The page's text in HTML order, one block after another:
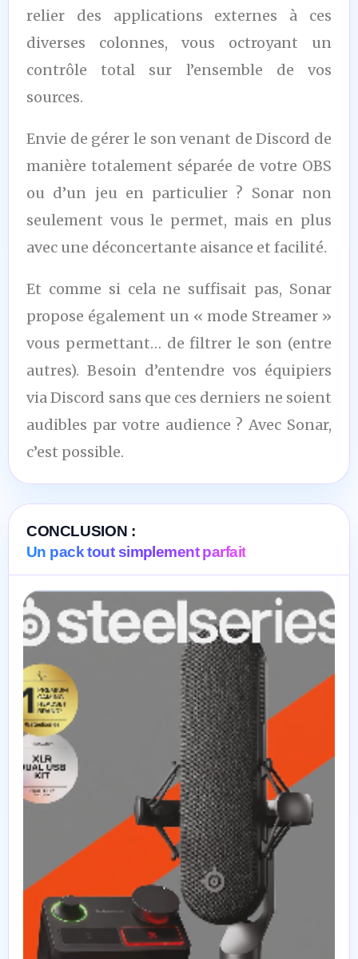
relier des applications externes à ces
diverses colonnes, vous octroyant un
contrôle total sur l’ensemble de vos
sources.
Envie de gérer le son venant de Discord de
manière totalement séparée de votre OBS
ou d’un jeu en particulier ? Sonar non
seulement vous le permet, mais en plus
avec une déconcertante aisance et facilité.
Et comme si cela ne suffisait pas, Sonar
propose également un « mode Streamer »
vous permettant… de filtrer le son (entre
autres). Besoin d’entendre vos équipiers
via Discord sans que ces derniers ne soient
audibles par votre audience ? Avec Sonar,
c’est possible.
CONCLUSION :
Un pack tout simplement parfait